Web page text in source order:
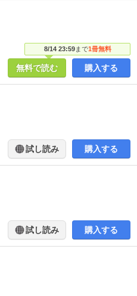
8/14 23:59まで1冊無料
無料で読む 購入する
試し読み 購入する
試し読み 購入する